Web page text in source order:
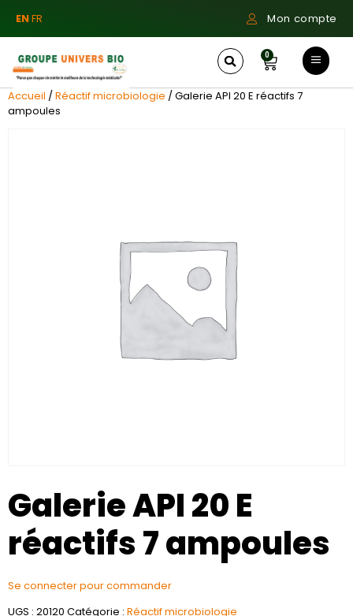
ENFR Mon compte
0
Accueil /Réactif microbiologie / Galerie API 20 E réactifs 7
ampoules
Galerie API 20 E
réactifs 7 ampoules
Se connecter pour commander
UGS : 20120 Catégorie : Réactif microbiologie